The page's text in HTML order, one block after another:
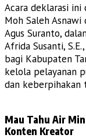
Acara deklarasi ini
Moh Saleh
Agus Suranto,
Afrida Susanti,
bagi Kabupaten
kelola pelayanan
dan keberpihakan
Mau Tahu Air
Konten Kreator